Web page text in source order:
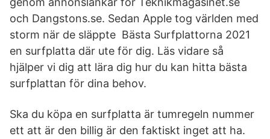
och Dangstons.se. Sedan Apple tog världen med
storm när de släppte Bästa Surfplattorna 2021
en surfplatta där ute för dig. Läs vidare så
hjälper vi dig att lära dig hur du kan hitta bästa
surfplattan för dina behov.
Ska du köpa en surfplatta är tumregeln nummer
ett att är den billig är den faktiskt inget att ha.